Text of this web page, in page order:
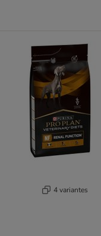
4 variantes